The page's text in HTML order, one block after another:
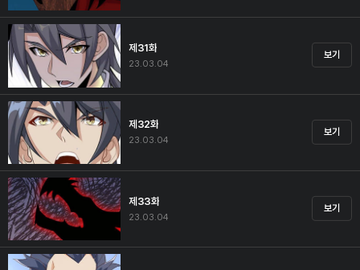
제31화
23.03.04
보기
제32화
23.03.04
보기
제33화
23.03.04
보기